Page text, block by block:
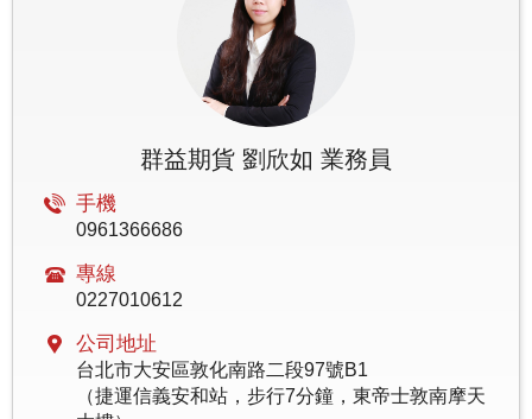
群益期貨 劉欣如 業務員
手機
0961366686
專線
0227010612
公司地址
台北市大安區敦化南路二段97號B1
（捷運信義安和站，步行7分鐘，東帝士敦南摩天